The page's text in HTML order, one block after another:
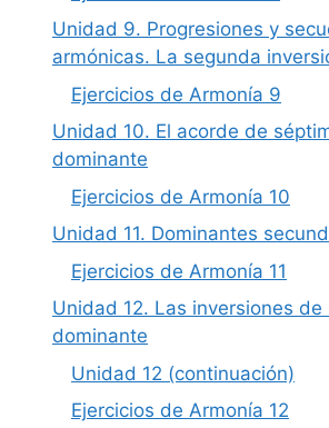
Unidad 9. Progresiones y
armónicas. La segunda
Ejercicios de Armonía 9
Unidad 10. El acorde de
dominante
Ejercicios de Armonía 10
Unidad 11. Dominantes
Ejercicios de Armonía 11
Unidad 12. Las inversiones
dominante
Unidad 12 (continuación)
Ejercicios de Armonía 12